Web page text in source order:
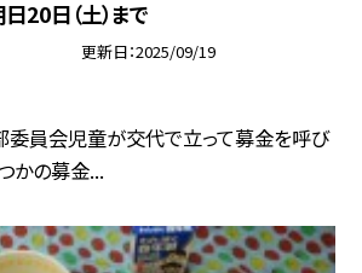
20日（土）まで
更新日 2025/09/19
委員会児童が交代で立って募金を呼び
かの募金...